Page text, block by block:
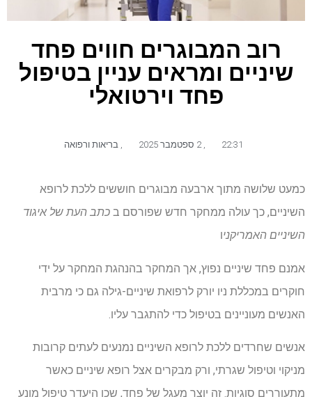
רוב המבוגרים חווים פחד
שיניים ומראים עניין בטיפול
פחד וירטואלי
22:31 2 ספטמבר 2025 בריאות ורפואה
כמעט שלושה מתוך ארבעה מבוגרים חוששים ללכת לרופא
השיניים, כך עולה ממחקר חדש שפורסם ב כתב העת של איגוד
השיניים האמריקניו
אמנם פחד שיניים נפוץ, אך המחקר בהנהגת המחקר על ידי
חוקרים במכללת ניו יורק לרפואת שיניים-גילה גם כי מרבית
האנשים מעוניינים בטיפול כדי להתגבר עליו.
אנשים שחרדים ללכת לרופא השיניים נמנעים לעתים קרובות
מניקוי וטיפול שגרתי, ורק מבקרים אצל רופא שיניים כאשר
מתעוררים סוגיות. זה יוצר מעגל של פחד, שכן היעדר טיפול מונע